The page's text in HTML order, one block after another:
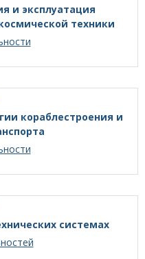
и эксплуатация
техники
кораблестроения и
системах